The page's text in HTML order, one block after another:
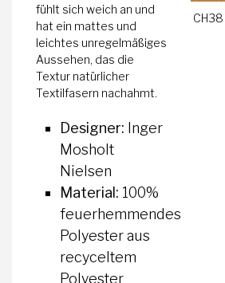
fühlt sich weich an und
hat ein mattes und
leichtes unregelmäßiges
Aussehen, das die
Textur natürlicher
Textilfasern nachahmt.
Designer: Inger
Mosholt
Nielsen
Material: 100%
feuerhemmendes
Polyester aus
recyceltem
Polyester
CH38